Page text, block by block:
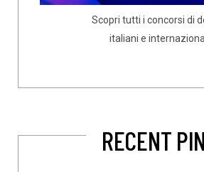
Scopri tutti i concorsi di
italiani e
RECENT